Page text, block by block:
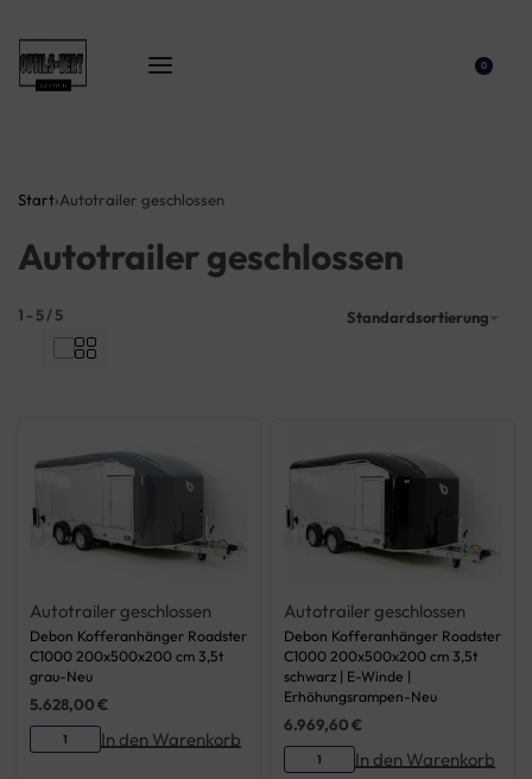
0
Start›Autotrailer geschlossen
Autotrailer geschlossen
1 - 5/5 Standardsortierung
Autotrailer geschlossen
Debon Kofferanhänger Roadster
C1000 200x500x200 cm 3,5t
grau-Neu
5.628,00€
In den Warenkorb
Autotrailer geschlossen
Debon Kofferanhänger Roadster
C1000 200x500x200 cm 3,5t
schwarz | E-Winde |
Erhöhungsrampen-Neu
6.969,60€
In den Warenkorb